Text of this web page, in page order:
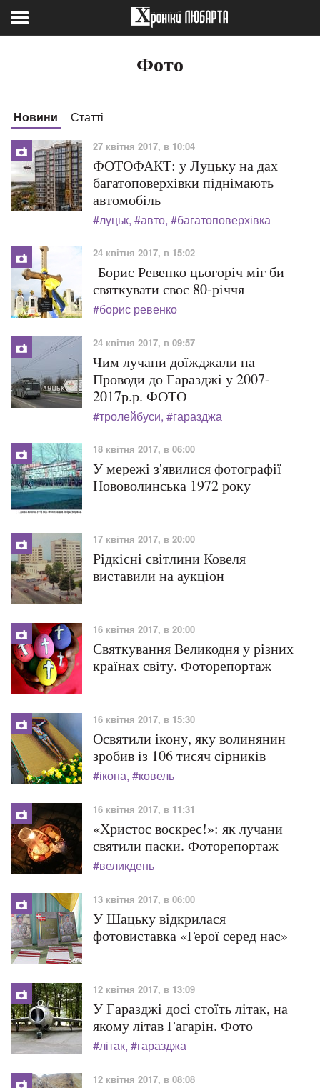
Фото
Новини Статті
27 квітня 2017, в 10:04
ФОТОФАКТ: у Луцьку на дах
багатоповерхівки піднімають
автомобіль
#луцьк #авто #багатоповерхівка
24 квітня 2017, в 15:02
Борис Ревенко цьогоріч міг би
святкувати своє 80-річчя
#борис ревенко
24 квітня 2017, в 09:57
Чим лучани доїжджали на
Проводи до Гаразджі у 2007-
2017р.р. ФОТО
#тролейбуси #гаразджа
18 квітня 2017, в 06:00
У мережі з'явилися фотографії
Нововолинська 1972 року
17 квітня 2017, в 20:00
Рідкісні світлини Ковеля
виставили на аукціон
16 квітня 2017, в 20:00
Святкування Великодня у різних
країнах світу. Фоторепортаж
16 квітня 2017, в 15:30
Освятили ікону, яку волинянин
зробив із 106 тисяч сірників
#ікона #ковель
16 квітня 2017, в 11:31
«Христос воскрес!»: як лучани
святили паски. Фоторепортаж
#великдень
13 квітня 2017, в 06:00
У Шацьку відкрилася
фотовиставка «Герої серед нас»
12 квітня 2017, в 13:09
У Гаразджі досі стоїть літак, на
якому літав Гагарін. Фото
#літак #гаразджа
12 квітня 2017, в 08:08